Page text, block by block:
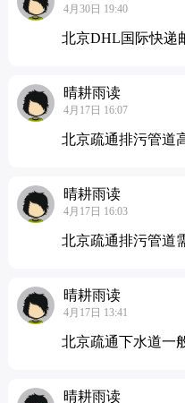
4月30日 19:40
北京DHL国际快递
晴耕雨读
4月17日 16:07
北京疏通排污管道
晴耕雨读
4月17日 16:03
北京疏通排污管道
晴耕雨读
4月17日 13:41
北京疏通下水道一
晴耕雨读